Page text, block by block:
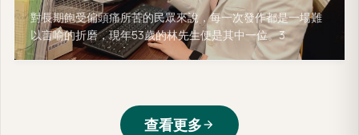
對長期飽受偏頭痛所苦的民眾來說，每一次發作都是一場難
以言喻的折磨，現年53歲的林先生便是其中一位。3
查看更多arrow_forward